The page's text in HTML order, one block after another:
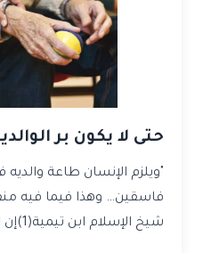
حتى لا يكون بر
"ويلزم الإنسان طاعة
فاسقين… وهذا فيما فيه
شيخ الإسلام ابن تيمية(1)إن الأصل الثابت...